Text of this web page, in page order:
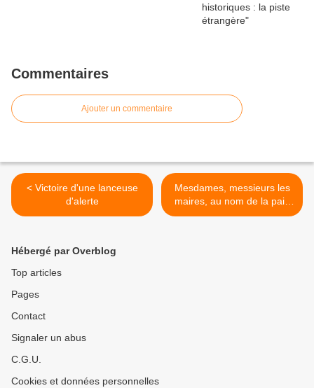
Commentaires
Ajouter un commentaire
< Victoire d'une lanceuse
d'alerte
Mesdames, messieurs les
maires, au nom de la paix
vous devez parrainer ce
Hébergé par Overblog
Top articles
Pages
Contact
Signaler un abus
C.G.U.
Cookies et données personnelles